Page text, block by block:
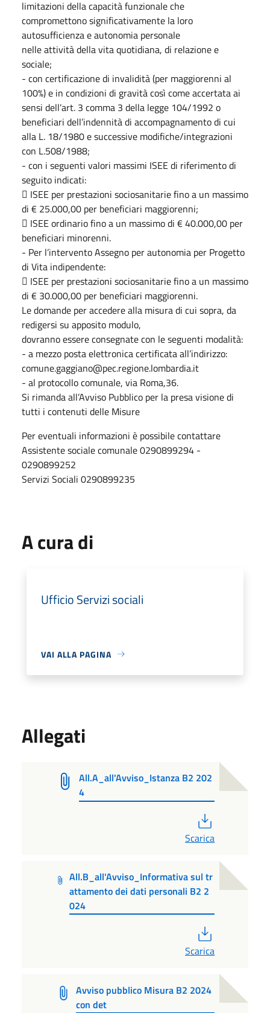
limitazioni della capacità funzionale che
compromettono significativamente la loro
autosufficienza e autonomia personale
nelle attività della vita quotidiana, di relazione e
sociale;
- con certificazione di invalidità (per maggiorenni al
100%) e in condizioni di gravità così come accertata ai
sensi dell’art. 3 comma 3 della legge 104/1992 o
beneficiari dell’indennità di accompagnamento di cui
alla L. 18/1980 e successive modifiche/integrazioni
con L.508/1988;
- con i seguenti valori massimi ISEE di riferimento di
seguito indicati:
 ISEE per prestazioni sociosanitarie fino a un massimo
di € 25.000,00 per beneficiari maggiorenni;
 ISEE ordinario fino a un massimo di € 40.000,00 per
beneficiari minorenni.
- Per l’intervento Assegno per autonomia per Progetto
di Vita indipendente:
 ISEE per prestazioni sociosanitarie fino a un massimo
di € 30.000,00 per beneficiari maggiorenni.
Le domande per accedere alla misura di cui sopra, da
redigersi su apposito modulo,
dovranno essere consegnate con le seguenti modalità:
- a mezzo posta elettronica certificata all’indirizzo:
comune.gaggiano@pec.regione.lombardia.it
- al protocollo comunale, via Roma,36.
Si rimanda all’Avviso Pubblico per la presa visione di
tutti i contenuti delle Misure
Per eventuali informazioni è possibile contattare
Assistente sociale comunale 0290899294 -
0290899252
Servizi Sociali 0290899235
A cura di
Ufficio Servizi sociali
VAI ALLA PAGINA
Allegati
All.A_all'Avviso_Istanza B2 202
4
Scarica
All.B_all'Avviso_Informativa sul tr
attamento dei dati personali B2 2
024
Scarica
Avviso pubblico Misura B2 2024
con det